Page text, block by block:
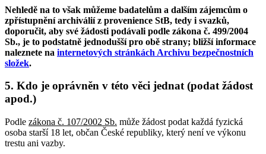
Nehledě na to však můžeme badatelům a dalším zájemcům o
zpřístupnění archiválií z provenience StB, tedy i svazků,
doporučit, aby své žádosti podávali podle zákona č. 499/2004
Sb., je to podstatně jednodušší pro obě strany; bližší informace
naleznete na internetových stránkách Archivu bezpečnostních
složek.
5. Kdo je oprávněn v této věci jednat (podat žádost
apod.)
Podle zákona č. 107/2002 Sb. může žádost podat každá fyzická
osoba starší 18 let, občan České republiky, který není ve výkonu
trestu ani vazby.